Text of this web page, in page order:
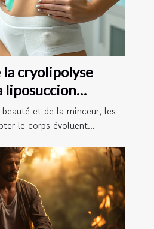
cryolipolyse
liposuccion
et de la minceur, les
le corps évoluent...